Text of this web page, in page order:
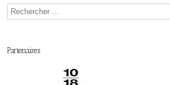
Partenaires